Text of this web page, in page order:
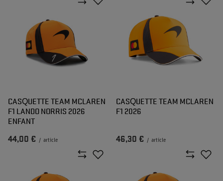
CASQUETTE TEAM MCLAREN
F1 LANDO NORRIS 2026
ENFANT
44,00 € / article
CASQUETTE TEAM MCLAREN
F1 2026
46,30 € / article